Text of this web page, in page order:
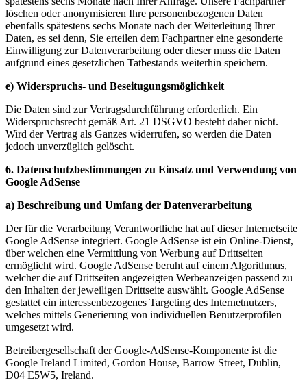
löschen oder anonymisieren Ihre personenbezogenen Daten
ebenfalls spätestens sechs Monate nach der Weiterleitung Ihrer
Daten, es sei denn, Sie erteilen dem Fachpartner eine gesonderte
Einwilligung zur Datenverarbeitung oder dieser muss die Daten
aufgrund eines gesetzlichen Tatbestands weiterhin speichern.
e) Widerspruchs- und Beseitugungsmöglichkeit
Die Daten sind zur Vertragsdurchführung erforderlich. Ein
Widerspruchsrecht gemäß Art. 21 DSGVO besteht daher nicht.
Wird der Vertrag als Ganzes widerrufen, so werden die Daten
jedoch unverzüglich gelöscht.
6. Datenschutzbestimmungen zu Einsatz und Verwendung von
Google AdSense
a) Beschreibung und Umfang der Datenverarbeitung
Der für die Verarbeitung Verantwortliche hat auf dieser Internetseite
Google AdSense integriert. Google AdSense ist ein Online-Dienst,
über welchen eine Vermittlung von Werbung auf Drittseiten
ermöglicht wird. Google AdSense beruht auf einem Algorithmus,
welcher die auf Drittseiten angezeigten Werbeanzeigen passend zu
den Inhalten der jeweiligen Drittseite auswählt. Google AdSense
gestattet ein interessenbezogenes Targeting des Internetnutzers,
welches mittels Generierung von individuellen Benutzerprofilen
umgesetzt wird.
Betreibergesellschaft der Google-AdSense-Komponente ist die
Google Ireland Limited, Gordon House, Barrow Street, Dublin,
D04 E5W5, Ireland.